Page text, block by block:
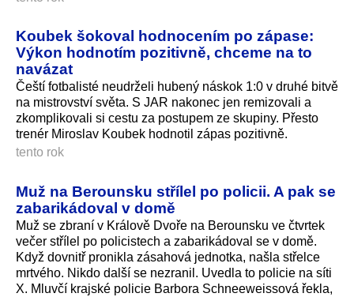
Koubek šokoval hodnocením po zápase:
Výkon hodnotím pozitivně, chceme na to
navázat
Čeští fotbalisté neudrželi hubený náskok 1:0 v druhé bitvě
na mistrovství světa. S JAR nakonec jen remizovali a
zkomplikovali si cestu za postupem ze skupiny. Přesto
trenér Miroslav Koubek hodnotil zápas pozitivně.
tento rok
Muž na Berounsku střílel po policii. A pak se
zabarikádoval v domě
Muž se zbraní v Králově Dvoře na Berounsku ve čtvrtek
večer střílel po policistech a zabarikádoval se v domě.
Když dovnitř pronikla zásahová jednotka, našla střelce
mrtvého. Nikdo další se nezranil. Uvedla to policie na síti
X. Mluvčí krajské policie Barbora Schneeweissová řekla,